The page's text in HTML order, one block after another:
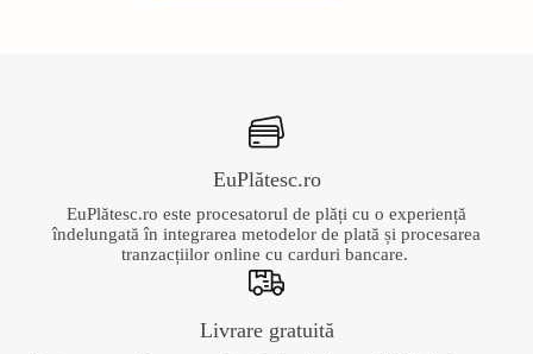
EuPlătesc.ro
EuPlătesc.ro este procesatorul de plăți cu o experiență
îndelungată în integrarea metodelor de plată și procesarea
tranzacțiilor online cu carduri bancare.
Livrare gratuită